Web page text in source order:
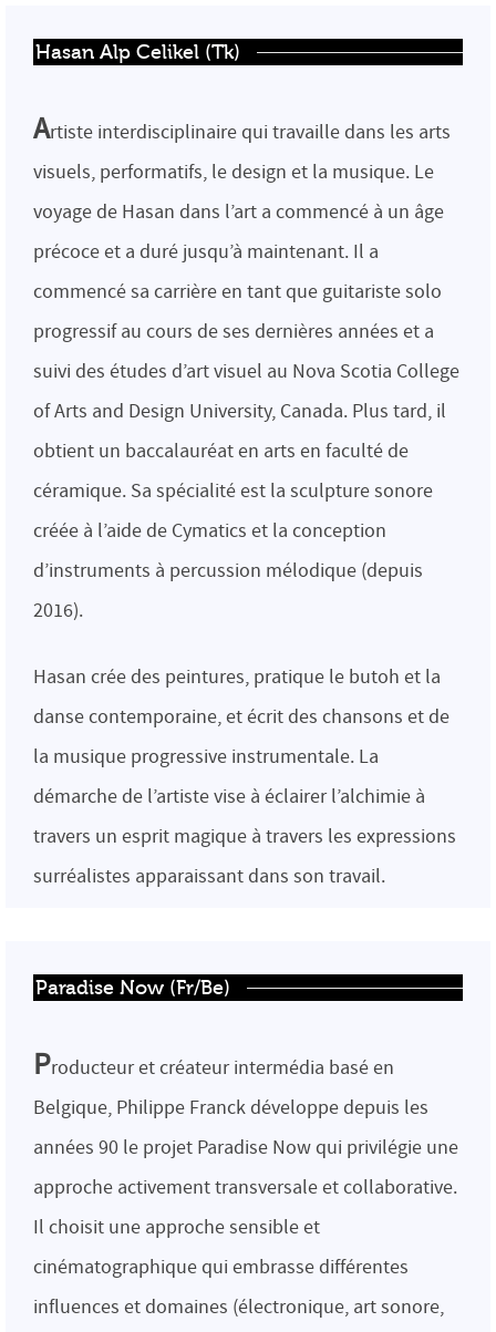
Hasan Alp Celikel (Tk)
Artiste interdisciplinaire qui travaille dans les arts
visuels, performatifs, le design et la musique. Le
voyage de Hasan dans l’art a commencé à un âge
précoce et a duré jusqu’à maintenant. Il a
commencé sa carrière en tant que guitariste solo
progressif au cours de ses dernières années et a
suivi des études d’art visuel au Nova Scotia College
of Arts and Design University, Canada. Plus tard, il
obtient un baccalauréat en arts en faculté de
céramique. Sa spécialité est la sculpture sonore
créée à l’aide de Cymatics et la conception
d’instruments à percussion mélodique (depuis
2016).
Hasan crée des peintures, pratique le butoh et la
danse contemporaine, et écrit des chansons et de
la musique progressive instrumentale. La
démarche de l’artiste vise à éclairer l’alchimie à
travers un esprit magique à travers les expressions
surréalistes apparaissant dans son travail.
Paradise Now (Fr/Be)
Producteur et créateur intermédia basé en
Belgique, Philippe Franck développe depuis les
années 90 le projet Paradise Now qui privilégie une
approche activement transversale et collaborative.
Il choisit une approche sensible et
cinématographique qui embrasse différentes
influences et domaines (électronique, art sonore,